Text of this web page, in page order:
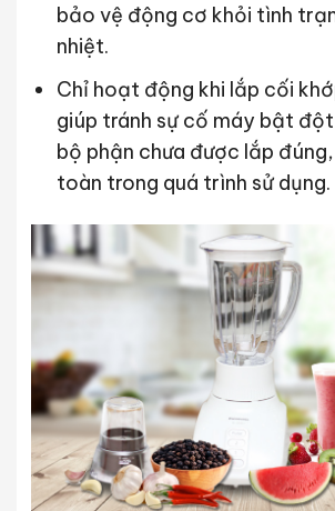
bảo vệ động cơ khỏi tình
nhiệt.
Chỉ hoạt động khi lắp cối
giúp tránh sự cố máy bật
bộ phận chưa được lắp
toàn trong quá trình sử dụng.